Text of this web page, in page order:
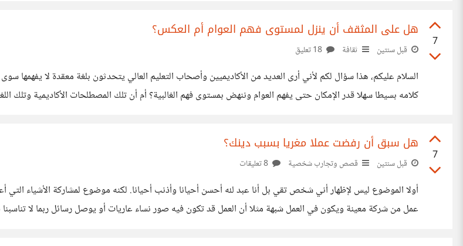
7
هل على المثقف أن ينزل لمستوى فهم العوام أم العكس؟
قبل سنتين ثقافة
السلام عليكم، هذا سؤال لكم لأني أرى العديد من الأكاديميين وأصحاب التعليم العالي يتحدثون بلغة معقدة لا يفهمها
كلامه بسيطا سهلا قدر الإمكان حتى يفهم العوام وننهض بمستوى فهم الغالبية؟ أم أن تلك المصطلحات الأكاديمية وتلك
7
هل سبق أن رفضت عملا مغريا بسبب دينك؟
قبل سنتين قصص وتجارب شخصية
عمل من شركة معينة ويكون في العمل شبهة مثلا أن العمل قد تكون فيه صور نساء عاريات أو يوصل رسائل ربما لا